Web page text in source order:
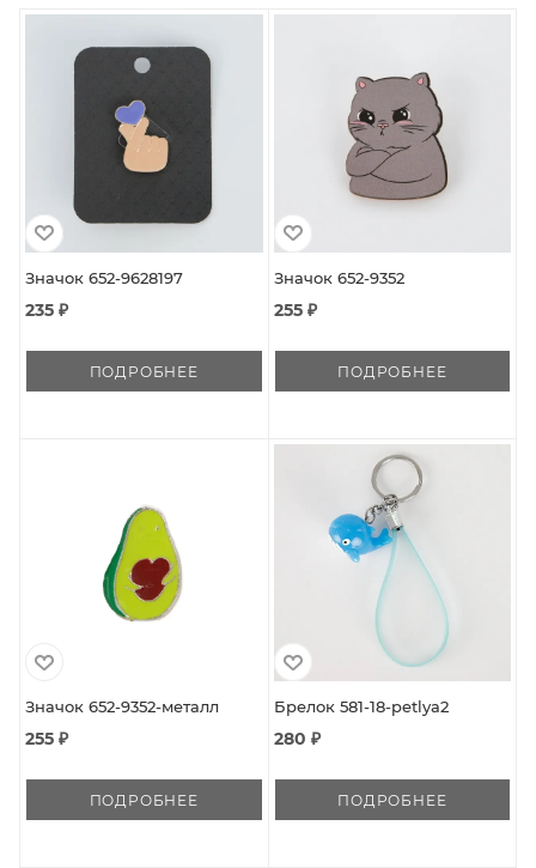
Значок 652-9628197
235 ₽
ПОДРОБНЕЕ
Значок 652-9352
255 ₽
ПОДРОБНЕЕ
Значок 652-9352-металл
255 ₽
ПОДРОБНЕЕ
Брелок 581-18-petlya2
280 ₽
ПОДРОБНЕЕ